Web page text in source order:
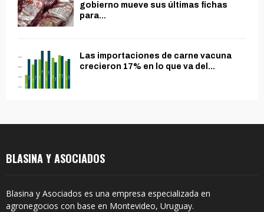
gobierno mueve sus últimas fichas
para...
Las importaciones de carne vacuna
crecieron 17% en lo que va del...
BLASINA Y ASOCIADOS
Blasina y Asociados es una empresa especializada en
agronegocios con base en Montevideo, Uruguay.